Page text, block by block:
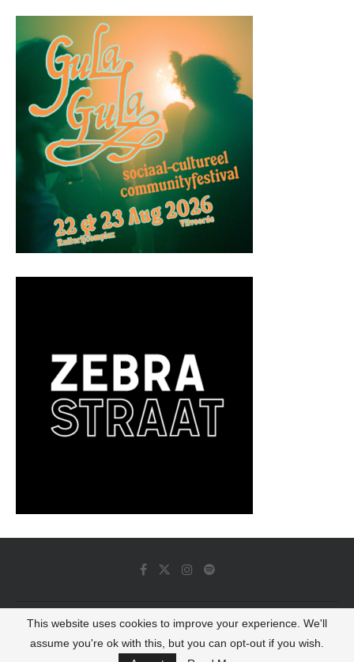
© 2022 - Luminous Dash All Rights Reserved
This website uses cookies to improve your experience. We'll
assume you're ok with this, but you can opt-out if you wish.